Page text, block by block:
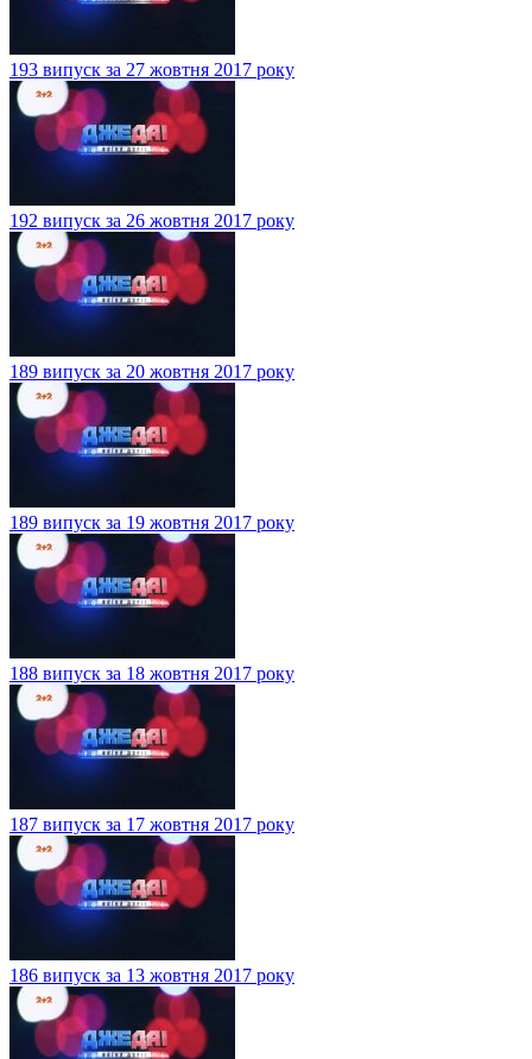
193 випуск за 27 жовтня 2017 року
192 випуск за 26 жовтня 2017 року
189 випуск за 20 жовтня 2017 року
189 випуск за 19 жовтня 2017 року
188 випуск за 18 жовтня 2017 року
187 випуск за 17 жовтня 2017 року
186 випуск за 13 жовтня 2017 року